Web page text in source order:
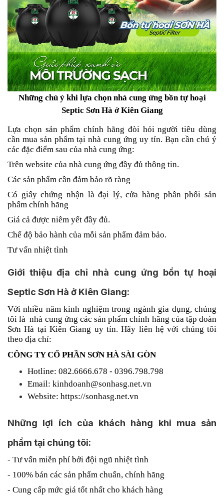
Những chú ý khi lựa chọn nhà cung ứng bồn tự hoại
Septic Sơn Hà ở Kiên Giang
Lựa chọn sản phẩm chính hãng đòi hỏi người tiêu dùng
cần mua sản phẩm tại nhà cung ứng uy tín. Bạn cần chú ý
các đặc điểm sau của nhà cung ứng:
Trên website của nhà cung ứng đầy đủ thông tin.
Các sản phẩm cần đảm bảo rõ ràng
Có giấy chứng nhận là đại lý, cửa hàng phân phối sản
phẩm chính hãng
Giá cả được niêm yết đầy đủ.
Chế độ bảo hành của mỗi sản phẩm đảm bảo.
Tư vấn nhiệt tình
Giới thiệu địa chỉ nhà cung ứng bồn tự hoại
Septic Sơn Hà ở Kiên Giang:
Với nhiều năm kinh nghiệm trong ngành gia dụng, chúng
tôi là nhà cung ứng các sản phẩm chính hãng của tập đoàn
Sơn Hà tại Kiên Giang uy tín. Hãy liên hệ với chúng tôi
theo địa chỉ:
CÔNG TY CỔ PHẦN SƠN HÀ SÀI GÒN
Hotline: 082.6666.678 - 0396.798.798
Email: kinhdoanh@sonhasg.net.vn
Website: https://sonhasg.net.vn
Những lợi ích của khách hàng khi mua sản
phẩm tại chúng tôi:
- Tư vấn miễn phí bởi đội ngũ nhiệt tình
- 100% bán các sản phẩm chuẩn, chính hãng
- Cung cấp mức giá tốt nhất cho khách hàng